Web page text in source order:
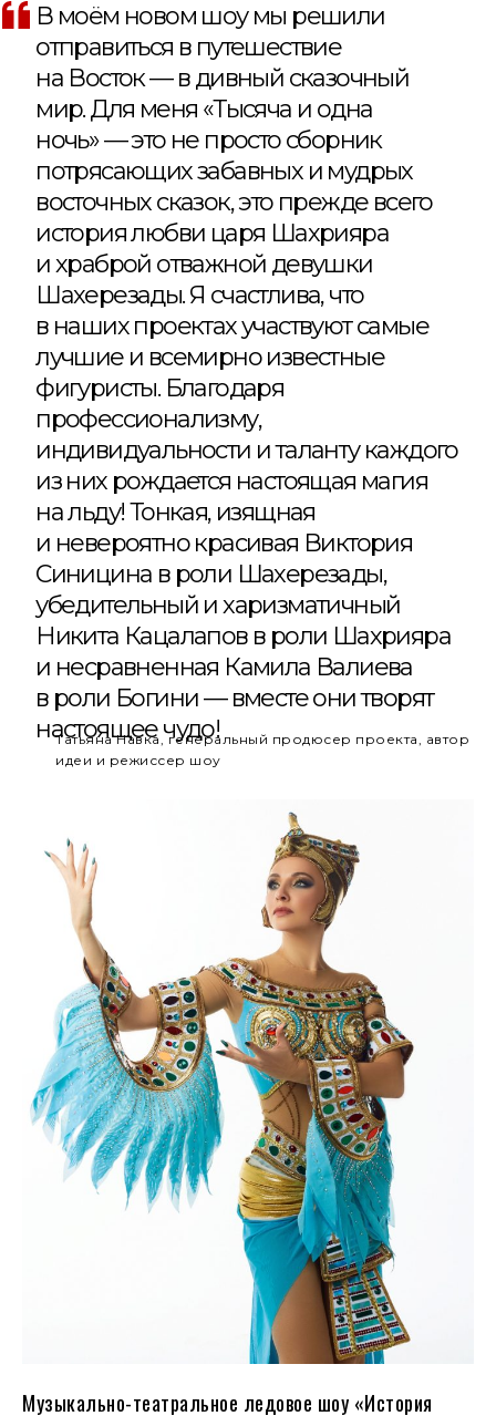
В моём новом шоу мы решили
отправиться в путешествие
на Восток — в дивный сказочный
мир. Для меня «Тысяча и одна
ночь» — это не просто сборник
потрясающих забавных и мудрых
восточных сказок, это прежде всего
история любви царя Шахрияра
и храброй отважной девушки
Шахерезады. Я счастлива, что
в наших проектах участвуют самые
лучшие и всемирно известные
фигуристы. Благодаря
профессионализму,
индивидуальности и таланту каждого
из них рождается настоящая магия
на льду! Тонкая, изящная
и невероятно красивая Виктория
Синицина в роли Шахерезады,
убедительный и харизматичный
Никита Кацалапов в роли Шахрияра
и несравненная Камила Валиева
в роли Богини — вместе они творят
настоящее чудо!
Татьяна Навка, генеральный продюсер проекта, автор
идеи и режиссер шоу
Музыкально-театральное ледовое шоу «История